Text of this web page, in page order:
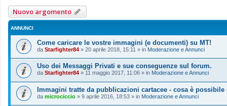
Nuovo argomento
ANNUNCI
Come caricare le vostre immagini (e documenti) su MT!
da Starfighter84 » 20 aprile 2018, 15:11 » in Moderazione e Annunci
Uso dei Messaggi Privati e sue conseguenze sul forum.
da Starfighter84 » 11 maggio 2017, 11:06 » in Moderazione e Annunci
Immagini tratte da pubblicazioni cartacee - cosa è possibile
da microciccio » 9 aprile 2016, 18:53 » in Moderazione e Annunci